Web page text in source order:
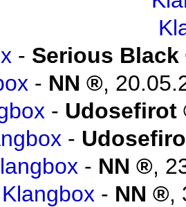
- Serious Black
- NN ,
- Udosefirot
-
- NN ,
Klangbox - NN ,